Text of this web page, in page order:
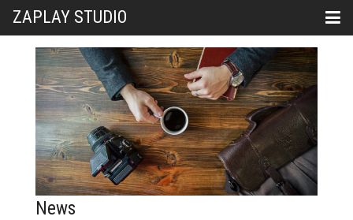
ZAPLAY STUDIO
News